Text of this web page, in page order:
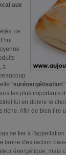
aux
ce
à
"surénergétisation"
les plus importants
lui en donne le
riche. Afin de bien lire
se fier à
farine d'extraction
énergétique, mais